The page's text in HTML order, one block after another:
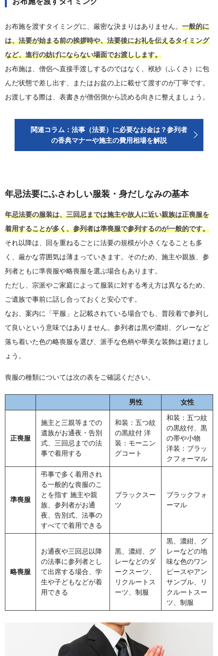
お布施を渡すタイミングに、厳密な決まりはありません。 一般的に
は、法要が始まる前の挨拶時や、法要後にお礼を伝えるタイミング
など、進行の妨げにならない場面でお渡しします。
お布施は、僧侶へ直接手渡しするのではなく、袱紗（ふくさ）に包
んだ状態で差し出す、またはお盆の上に載せて渡すのが丁寧です。
お渡しする際は、表書きが僧侶側から読める向きに整えましょう。
関連コラム：法事（法要）に必要なお金は？参列者
の香典マナーや施主の費用相場を解説
年忌法要にふさわしい服装・身だしなみの基本
年忌法要の服装は、三回忌までは施主や故人に近い親族は正喪服を
着用することが多く、参列者は準喪服で参列するのが一般的です。
それ以降は、回を重ねるごとに法要の規模が小さくなることも多
く、厳かな雰囲気は薄まっていきます。そのため、施主や親族、参
列者ともに準喪服や略喪服を選ぶ場合もあります。
ただし、宗派やご家庭によって服装に対する考え方は異なるため、
ご遺族で事前に話し合っておくと安心です。
なお、案内に「平服」と記載されている場合でも、普段着で参列し
て良いという意味ではありません。参列者は黒や濃紺、グレーなど
落ち着いた色の略喪服を選び、派手な色柄や華美な装飾は避けまし
ょう。
喪服の種類については次の表をご確認ください。
男性 女性
正喪服
施主と三親等までの
遺族がお通夜・告別
式、三回忌までの法
事で着用する
和装：五つ紋
の黒紋付 洋
装：モーニン
グコート
和装：五つ紋
の黒紋付、黒
の帯や小物
洋装：ブラッ
クフォーマル
準喪服
弔事で多く着用され
る一般的な喪服のこ
とを指す 施主や親
族、参列者がお通
夜、告別式、法事の
すべてで着用できる
ブラックスー
ツ
ブラックフォ
ーマル
略喪服
お通夜や三回忌以降
の法事に参列者とし
て出席する場合、学
生や子どもなどが着
用できる
黒、濃紺、グ
レーなどのダ
ークスーツ、
リクルートス
ーツ、制服
黒、濃紺、グ
レーなどの地
味な色のワン
ピースやアン
サンブル、リ
クルートスー
ツ、制服